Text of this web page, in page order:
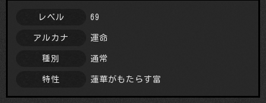
レベル 69
アルカナ 運命
種別 通常
特性 蓮華がもたらす富